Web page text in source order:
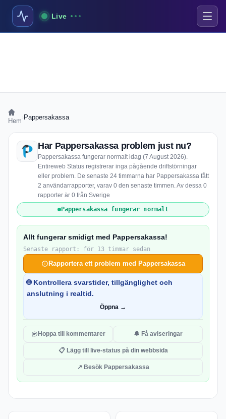
Live
Hem Pappersakassa
Har Pappersakassa problem just nu?
Pappersakassa fungerar normalt idag (7 August 2026).
Entireweb Status registrerar inga pågående driftstörningar
eller problem. De senaste 24 timmarna har Pappersakassa fått
2 användarrapporter, varav 0 den senaste timmen. Av dessa 0
rapporter är 0 från Sverige
Pappersakassa fungerar normalt
Allt fungerar smidigt med Pappersakassa!
Senaste rapport: för 13 timmar sedan
Rapportera ett problem med Pappersakassa
🌐 Kontrollera svarstider, tillgänglighet och
anslutning i realtid.
Öppna →
Hoppa till kommentarer 🔔 Få aviseringar
📋 Lägg till live-status på din webbsida
↗ Besök Pappersakassa